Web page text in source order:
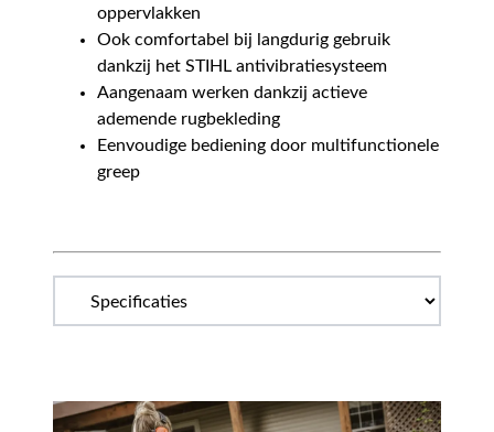
oppervlakken
Ook comfortabel bij langdurig gebruik
dankzij het STIHL antivibratiesysteem
Aangenaam werken dankzij actieve
ademende rugbekleding
Eenvoudige bediening door multifunctionele
greep